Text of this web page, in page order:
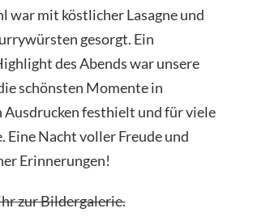
war mit köstlicher Lasagne und
gesorgt. Ein
des Abends war unsere
schönsten Momente in
festhielt und für viele
Eine Nacht voller Freude und
Erinnerungen!
zur Bildergalerie.